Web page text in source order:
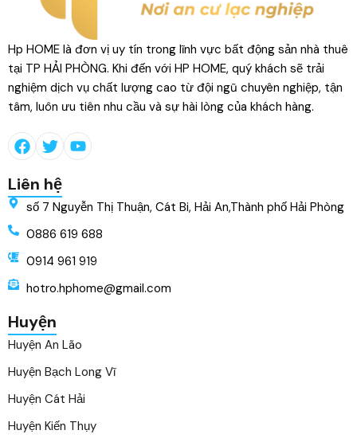
Hp HOME là đơn vị uy tín trong lĩnh vực bất động sản nhà thuê
tại TP HẢI PHÒNG. Khi đến với HP HOME, quý khách sẽ trải
nghiệm dịch vụ chất lượng cao từ đội ngũ chuyên nghiệp, tận
tâm, luôn ưu tiên nhu cầu và sự hài lòng của khách hàng.
Liên hệ
số 7 Nguyễn Thị Thuận, Cát Bi, Hải An,Thành phố Hải Phòng
0886 619 688
0914 961 919
hotro.hphome@gmail.com
Huyện
Huyện An Lão
Huyện Bạch Long Vĩ
Huyện Cát Hải
Huyện Kiến Thụy